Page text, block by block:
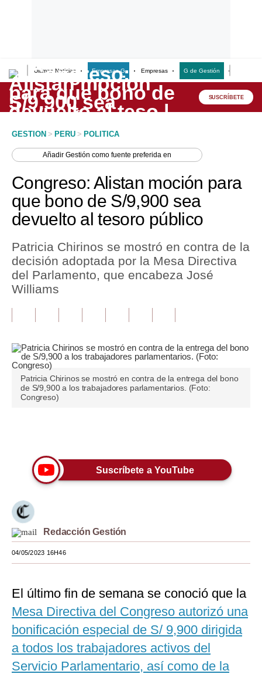
Últimas Noticias Empresas G Empresas G de Gestión
Lo último
Peru Quiosco
Economía
Mercados
Política
Tu Dinero
Finanzas Personales
Plus G
Opinión
Editorial
Tendencias
Viajes
Moda
Estilos
Mundo
EEUU
México
España
SUSCRÍBETE
GESTION > PERU > POLITICA
AñadirGestión como fuente preferida en
Congreso: Alistan moción para
que bono de S/9,900 sea
devuelto al tesoro público
Patricia Chirinos se mostró en contra de la
decisión adoptada por la Mesa Directiva
del Parlamento, que encabeza José
Williams
Patricia Chirinos se mostró en contra de la entrega del bono
de S/9,900 a los trabajadores parlamentarios. (Foto:
Congreso)
Suscríbete a YouTube
Redacción Gestión
04/05/2023 16H46
El último fin de semana se conoció que la
Mesa Directiva del Congreso autorizó una
bonificación especial de S/ 9,900 dirigida
a todos los trabajadores activos del
Servicio Parlamentario, así como de la